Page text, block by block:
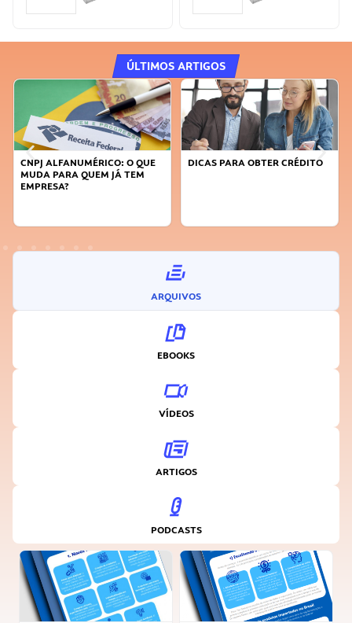
ÚLTIMOS ARTIGOS
CNPJ ALFANUMÉRICO: O QUE
MUDA PARA QUEM JÁ TEM
EMPRESA?
DICAS PARA OBTER CRÉDITO
ARQUIVOS
EBOOKS
VÍDEOS
ARTIGOS
PODCASTS